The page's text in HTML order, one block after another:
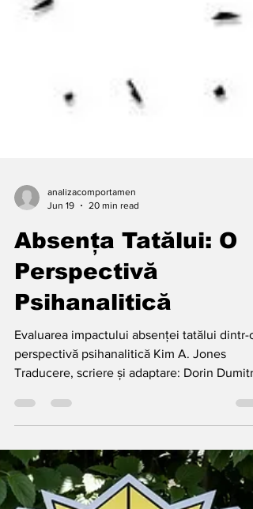
analizacomportamen
Jun 19
20 min read
Absența Tatălui: O
Perspectivă
Psihanalitică
Evaluarea impactului absenței tatălui dintr-o
perspectivă psihanalitică Kim A. Jones
REZUMAT. Acest articol examinează rolul
tatălui și efectele absenței sale în contextul
teoriei psihanalitice. Articolul începe prin a